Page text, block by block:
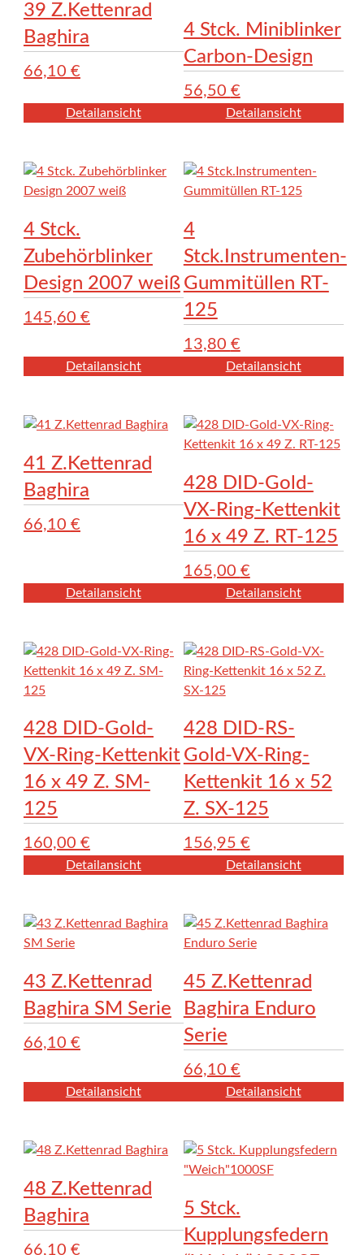
39 Z.Kettenrad
Baghira
66,10 €
Detailansicht
4 Stck. Miniblinker
Carbon-Design
56,50 €
Detailansicht
4 Stck.
Zubehörblinker
Design 2007 weiß
145,60 €
Detailansicht
4
Stck.Instrumenten-
Gummitüllen RT-
125
13,80 €
Detailansicht
41 Z.Kettenrad
Baghira
66,10 €
Detailansicht
428 DID-Gold-
VX-Ring-Kettenkit
16 x 49 Z. RT-125
165,00 €
Detailansicht
428 DID-Gold-
VX-Ring-Kettenkit
16 x 49 Z. SM-
125
160,00 €
Detailansicht
428 DID-RS-
Gold-VX-Ring-
Kettenkit 16 x 52
Z. SX-125
156,95 €
Detailansicht
43 Z.Kettenrad
Baghira SM Serie
66,10 €
Detailansicht
45 Z.Kettenrad
Baghira Enduro
Serie
66,10 €
Detailansicht
48 Z.Kettenrad
Baghira
66,10 €
5 Stck.
Kupplungsfedern